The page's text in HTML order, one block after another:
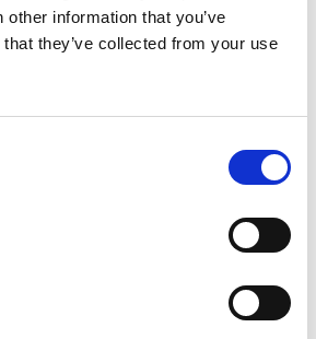
information that you’ve
they’ve collected from your use
Sie tatsächlich kostet